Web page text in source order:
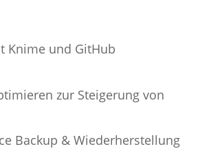
Knime und GitHub
zur Steigerung von
Backup & Wiederherstellung